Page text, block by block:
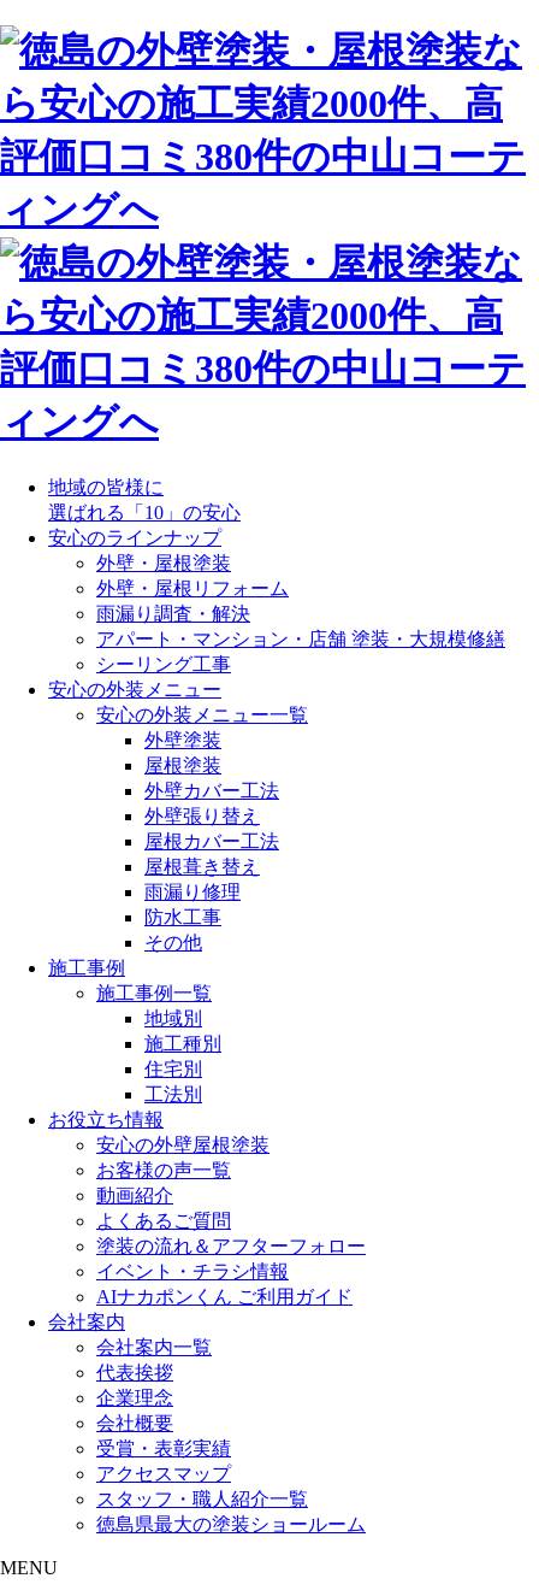
地域の皆様に
選ばれる「10」の安心
安心のラインナップ
外壁・屋根塗装
外壁・屋根リフォーム
雨漏り調査・解決
アパート・マンション・店舗 塗装・大規模修繕
シーリング工事
安心の外装メニュー
安心の外装メニュー一覧
外壁塗装
屋根塗装
外壁カバー工法
外壁張り替え
屋根カバー工法
屋根葺き替え
雨漏り修理
防水工事
その他
施工事例
施工事例一覧
地域別
施工種別
住宅別
工法別
お役立ち情報
安心の外壁屋根塗装
お客様の声一覧
動画紹介
よくあるご質問
塗装の流れ＆アフターフォロー
イベント・チラシ情報
AIナカポンくん ご利用ガイド
会社案内
会社案内一覧
代表挨拶
企業理念
会社概要
受賞・表彰実績
アクセスマップ
スタッフ・職人紹介一覧
徳島県最大の塗装ショールーム
MENU